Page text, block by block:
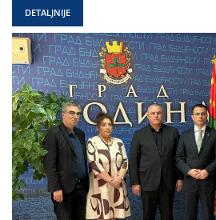
DETALJNIJE